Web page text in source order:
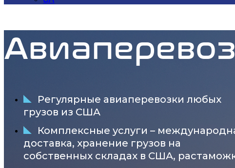
Регулярные авиаперевозки любых
грузов из США
Комплексные услуги –
доставка, хранение грузов на
собственных складах в США,